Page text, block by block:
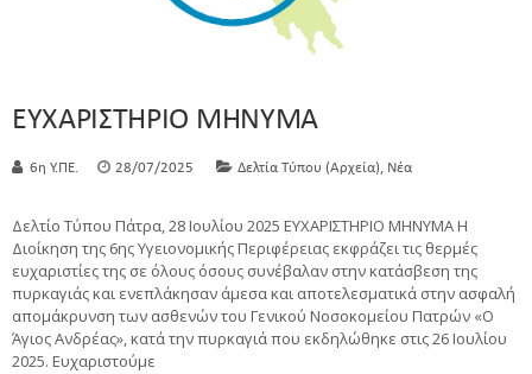
ΕΥΧΑΡΙΣΤΗΡΙΟ ΜΗΝΥΜΑ
6η Υ.ΠΕ. 28/07/2025 Δελτία Τύπου (Αρχεία), Νέα
Δελτίο Τύπου Πάτρα, 28 Ιουλίου 2025 ΕΥΧΑΡΙΣΤΗΡΙΟ ΜΗΝΥΜΑ Η
Διοίκηση της 6ης Υγειονομικής Περιφέρειας εκφράζει τις θερμές
ευχαριστίες της σε όλους όσους συνέβαλαν στην κατάσβεση της
πυρκαγιάς και ενεπλάκησαν άμεσα και αποτελεσματικά στην ασφαλή
απομάκρυνση των ασθενών του Γενικού Νοσοκομείου Πατρών «Ο
Άγιος Ανδρέας», κατά την πυρκαγιά που εκδηλώθηκε στις 26 Ιουλίου
2025. Ευχαριστούμε